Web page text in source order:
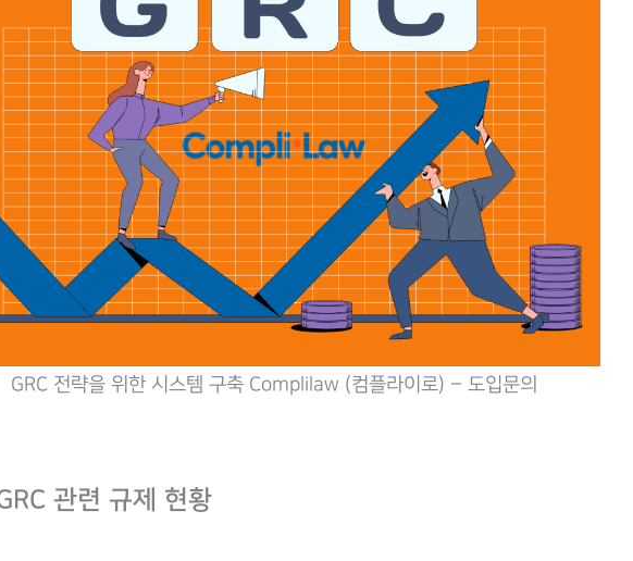
GRC 전략을 위한 시스템 구축 Complilaw (컴플라이로) – 도입문의
관련 규제 현황